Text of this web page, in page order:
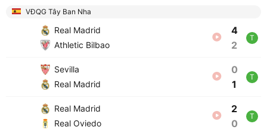
VĐQG Tây Ban Nha
Real Madrid
Athletic Bilbao
4
2
T
Sevilla
Real Madrid
0
1
T
Real Madrid
Real Oviedo
2
0
T